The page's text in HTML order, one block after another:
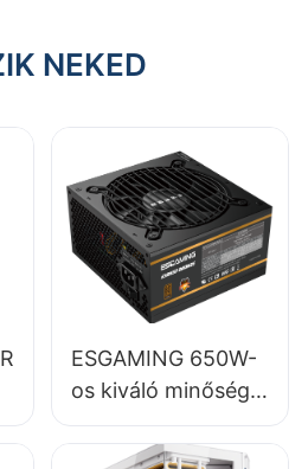
NEKED
ESGAMING 650W-
os kiváló minőségű,
85%-os hatásfokú,
teljes modulos, 80+